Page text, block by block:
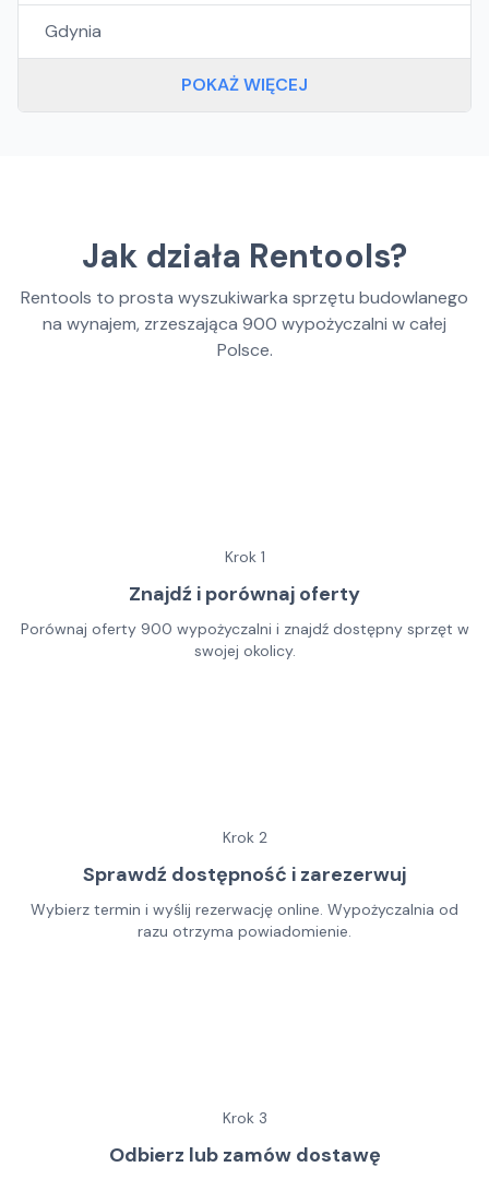
Gdynia
POKAŻ WIĘCEJ
Jak działa Rentools?
Rentools to prosta wyszukiwarka sprzętu budowlanego
na wynajem, zrzeszająca 900 wypożyczalni w całej
Polsce.
Krok 1
Znajdź i porównaj oferty
Porównaj oferty 900 wypożyczalni i znajdź dostępny sprzęt w
swojej okolicy.
Krok 2
Sprawdź dostępność i zarezerwuj
Wybierz termin i wyślij rezerwację online. Wypożyczalnia od
razu otrzyma powiadomienie.
Krok 3
Odbierz lub zamów dostawę